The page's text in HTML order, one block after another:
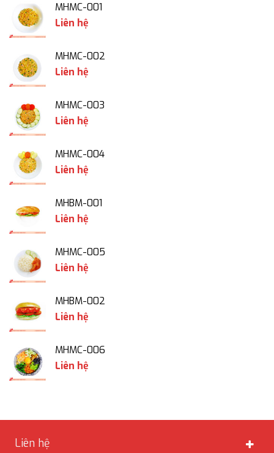
MHMC-001
Liên hệ
MHMC-002
Liên hệ
MHMC-003
Liên hệ
MHMC-004
Liên hệ
MHBM-001
Liên hệ
MHMC-005
Liên hệ
MHBM-002
Liên hệ
MHMC-006
Liên hệ
Liên hệ